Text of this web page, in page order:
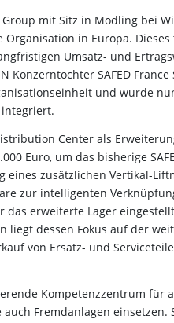
Group mit Sitz in Mödling bei
Organisation in Europa.
Umsatz- und
Konzerntochter SAFED
und wurde
integriert.
Center als
Euro, um das bisherige
eines zusätzlichen Vertikal-
zur intelligenten
das erweiterte Lager
liegt dessen Fokus auf der
von Ersatz- und
Kompetenzzentrum für
Fremdanlagen einsetzen.